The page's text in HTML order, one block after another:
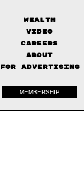
Wealth
Video
Careers
About
FOR ADVERTISING
MEMBERSHIP